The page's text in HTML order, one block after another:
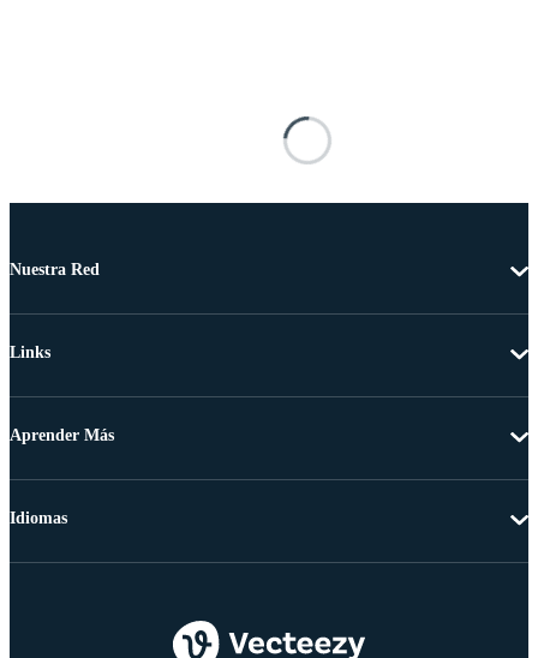
Nuestra Red
Links
Aprender Más
Idiomas